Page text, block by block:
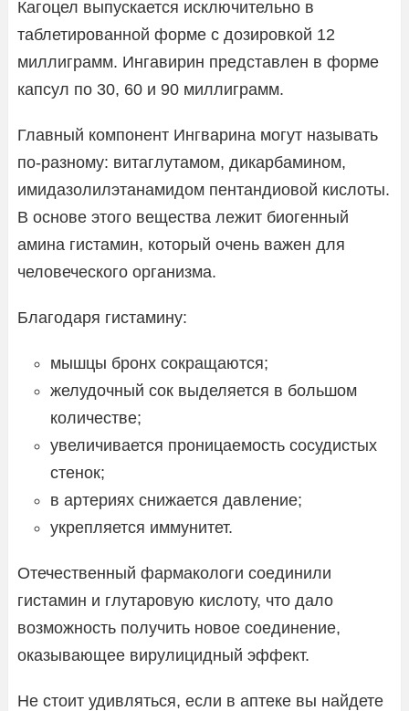
Кагоцел выпускается исключительно в
таблетированной форме с дозировкой 12
миллиграмм. Ингавирин представлен в форме
капсул по 30, 60 и 90 миллиграмм.
Главный компонент Ингварина могут называть
по-разному: витаглутамом, дикарбамином,
имидазолилэтанамидом пентандиовой кислоты.
В основе этого вещества лежит биогенный
амина гистамин, который очень важен для
человеческого организма.
Благодаря гистамину:
мышцы бронх сокращаются;
желудочный сок выделяется в большом
количестве;
увеличивается проницаемость сосудистых
стенок;
в артериях снижается давление;
укрепляется иммунитет.
Отечественный фармакологи соединили
гистамин и глутаровую кислоту, что дало
возможность получить новое соединение,
оказывающее вирулицидный эффект.
Не стоит удивляться, если в аптеке вы найдете